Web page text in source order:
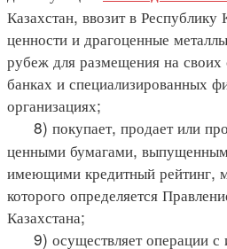
Казахстан, ввозит в Республику
ценности и драгоценные
рубеж для размещения на своих
банках и специализированных
организациях;
8) покупает, продает или
ценными бумагами,
имеющими кредитный рейтинг,
которого определяется
Казахстана;
9) осуществляет операции с